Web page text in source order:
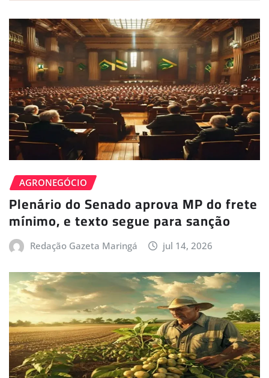
AGRONEGÓCIO
Plenário do Senado aprova MP do frete
mínimo, e texto segue para sanção
Redação Gazeta Maringá jul 14, 2026